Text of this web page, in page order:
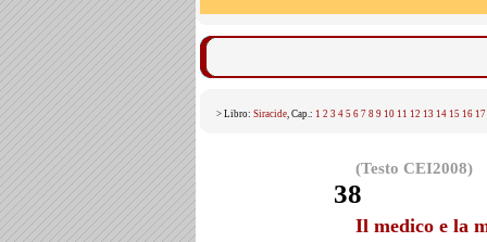
> Libro: Siracide, Cap.: 1 2 3 4 5 6 7 8 9 10 11 12 13 14 15 16 17
(Testo CEI2008)
38
Il medico e la